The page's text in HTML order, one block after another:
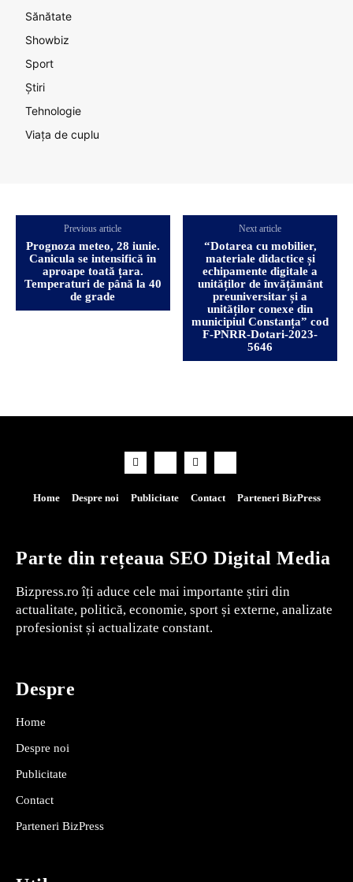
Sănătate
Showbiz
Sport
Știri
Tehnologie
Viața de cuplu
Previous article
Prognoza meteo, 28 iunie.
Canicula se intensifică în
aproape toată țara.
Temperaturi de până la 40
de grade
Next article
“Dotarea cu mobilier,
materiale didactice și
echipamente digitale a
unităților de învățământ
preuniversitar și a
unităților conexe din
municipiul Constanța” cod
F-PNRR-Dotari-2023-
5646
Home Despre noi Publicitate Contact Parteneri BizPress
Parte din rețeaua SEO Digital Media
Bizpress.ro îți aduce cele mai importante știri din
actualitate, politică, economie, sport și externe, analizate
profesionist și actualizate constant.
Despre
Home
Despre noi
Publicitate
Contact
Parteneri BizPress